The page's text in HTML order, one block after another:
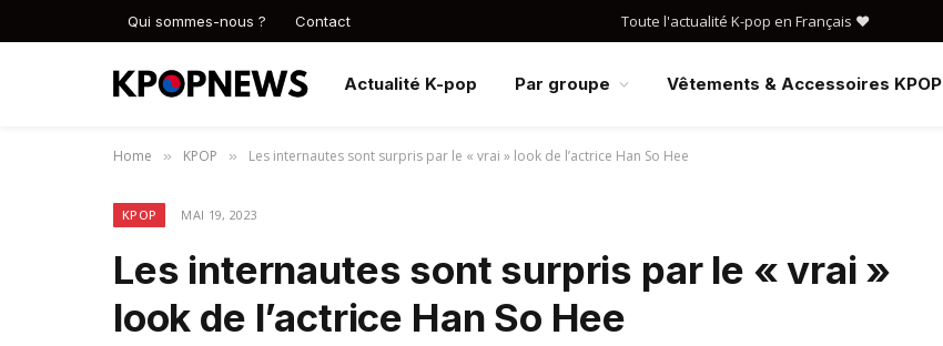
Qui sommes-nous ? Contact Toute l'actualité K-pop en Français ❤️
Actualité K-pop Par groupe Vêtements & Accessoires KPOP
Home » KPOP » Les internautes sont surpris par le « vrai » look de l’actrice Han So Hee
KPOP MAI 19, 2023
Les internautes sont surpris par le « vrai »
look de l’actrice Han So Hee